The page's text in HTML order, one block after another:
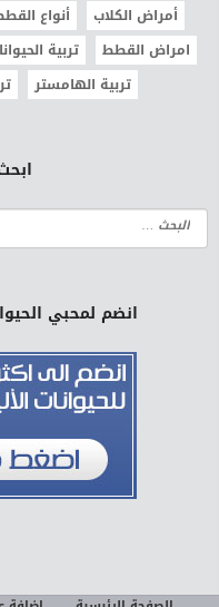
أمراض الكلاب أنواع
امراض القطط
تربية
تربية الهامستر
انضم لمحبي